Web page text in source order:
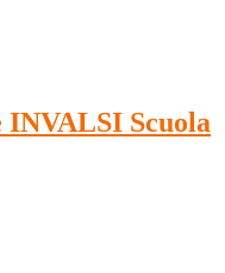
INVALSI Scuola